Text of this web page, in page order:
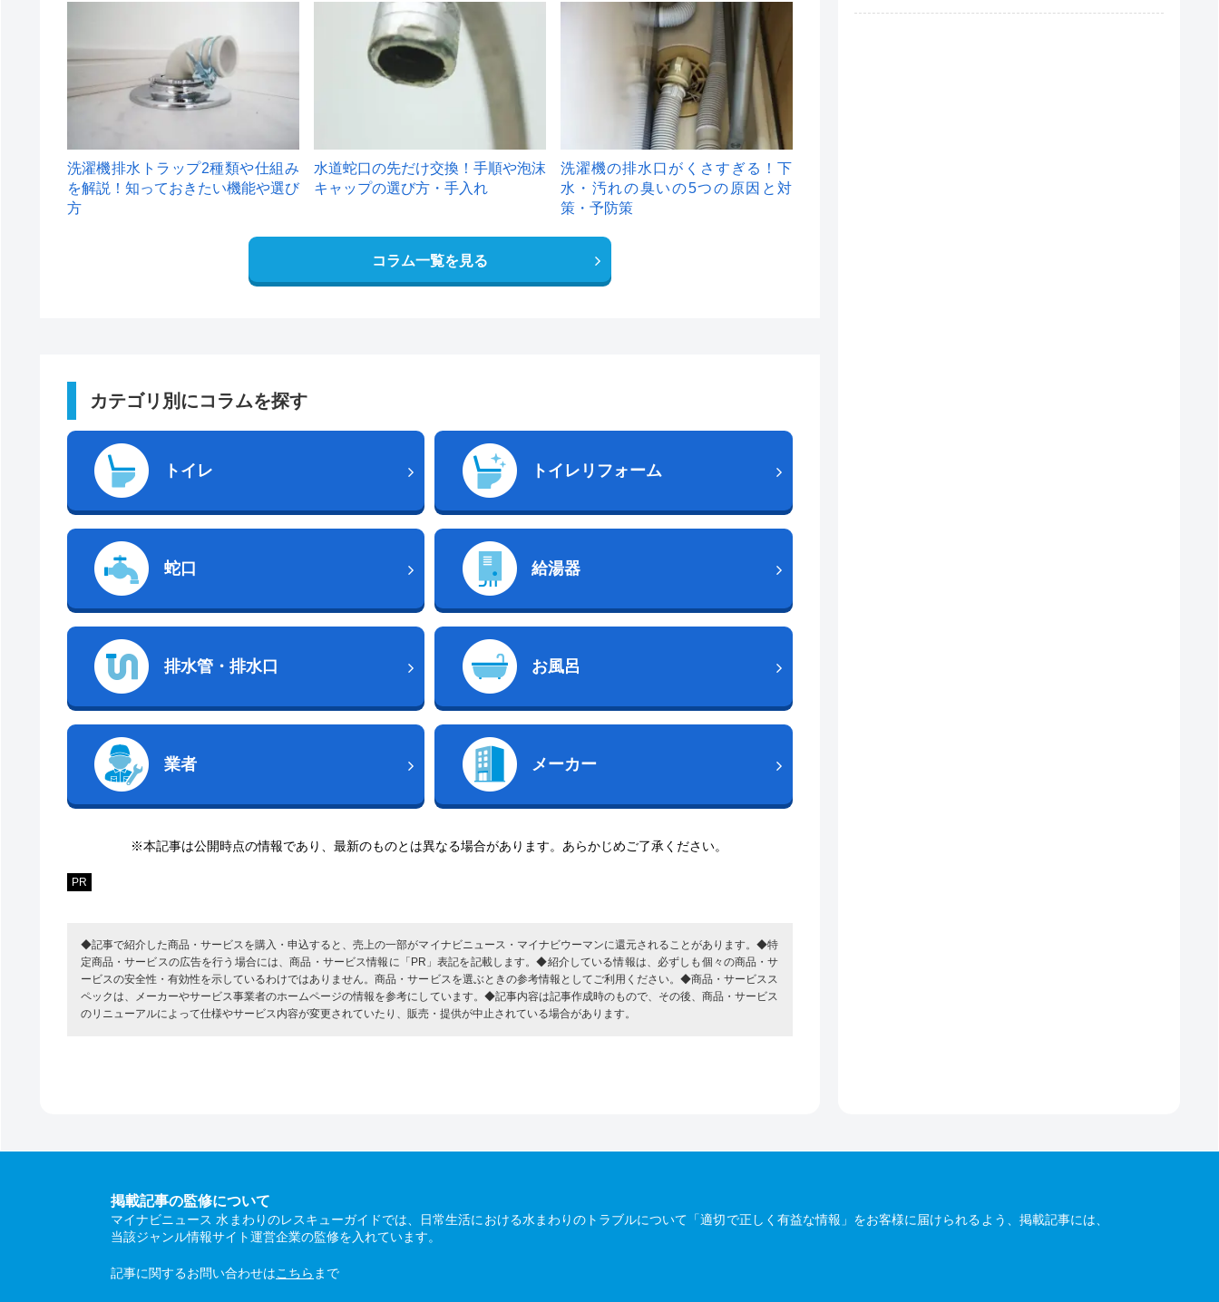
洗濯機排水トラップ2種類や仕組み
を解説！知っておきたい機能や選び
方
水道蛇口の先だけ交換！手順や泡沫
キャップの選び方・手入れ
洗濯機の排水口がくさすぎる！下
水・汚れの臭いの5つの原因と対
策・予防策
コラム一覧を見る
カテゴリ別にコラムを探す
トイレ トイレリフォーム
蛇口 給湯器
排水管・排水口 お風呂
業者 メーカー
※本記事は公開時点の情報であり、最新のものとは異なる場合があります。あらかじめご了承ください。
PR
◆記事で紹介した商品・サービスを購入・申込すると、売上の一部がマイナビニュース・マイナビウーマンに還元されることがあります。◆特
定商品・サービスの広告を行う場合には、商品・サービス情報に「PR」表記を記載します。◆紹介している情報は、必ずしも個々の商品・サ
ービスの安全性・有効性を示しているわけではありません。商品・サービスを選ぶときの参考情報としてご利用ください。◆商品・サービスス
ペックは、メーカーやサービス事業者のホームページの情報を参考にしています。◆記事内容は記事作成時のもので、その後、商品・サービス
のリニューアルによって仕様やサービス内容が変更されていたり、販売・提供が中止されている場合があります。
掲載記事の監修について
マイナビニュース 水まわりのレスキューガイドでは、日常生活における水まわりのトラブルについて「適切で正しく有益な情報」をお客様に届けられるよう、掲載記事には、
当該ジャンル情報サイト運営企業の監修を入れています。
記事に関するお問い合わせはこちら まで